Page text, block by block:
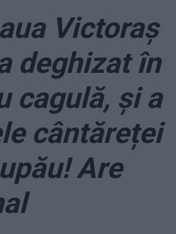
Victoraș
deghizat în
cagulă, și a
cântăreței
Are